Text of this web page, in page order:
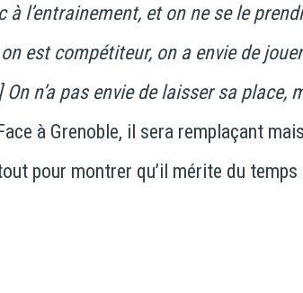
à l’entrainement, et on ne se le
est compétiteur, on a envie de
n’a pas envie de laisser sa place,
à Grenoble, il sera remplaçant
pour montrer qu’il mérite du temps